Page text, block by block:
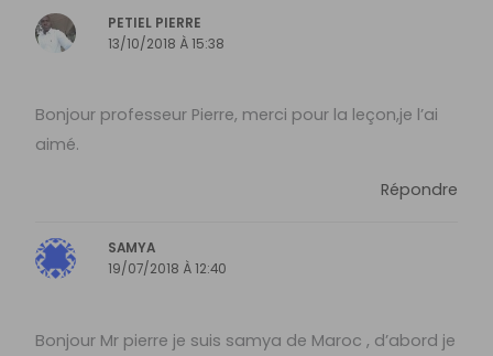
PETIEL PIERRE
13/10/2018 À 15:38
Bonjour professeur Pierre, merci pour la leçon,je l’ai
aimé.
Répondre
SAMYA
19/07/2018 À 12:40
Bonjour Mr pierre je suis samya de Maroc , d’abord je